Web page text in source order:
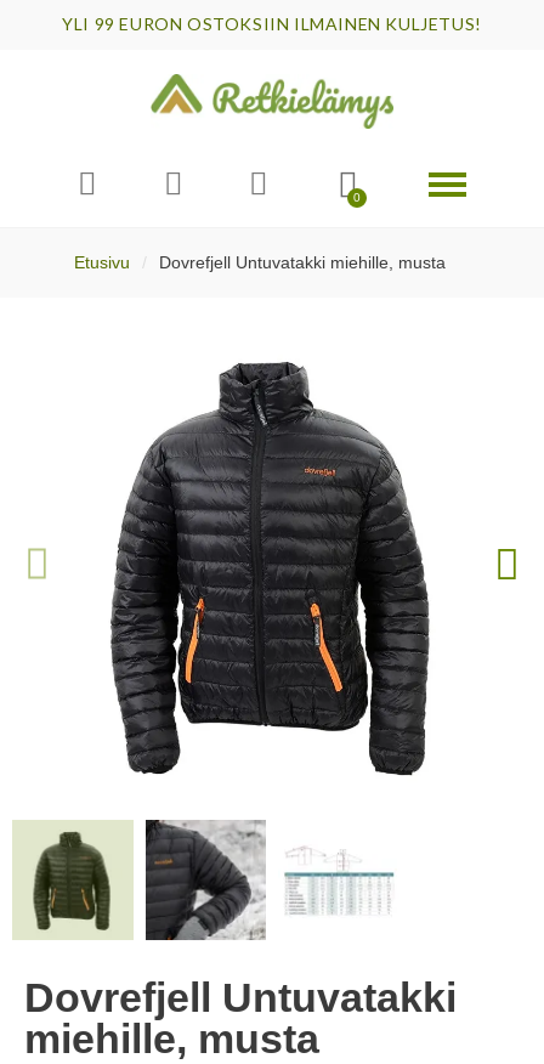
YLI 99 EURON OSTOKSIIN ILMAINEN KULJETUS!
Etusivu Dovrefjell Untuvatakki miehille, musta
Dovrefjell Untuvatakki
miehille, musta